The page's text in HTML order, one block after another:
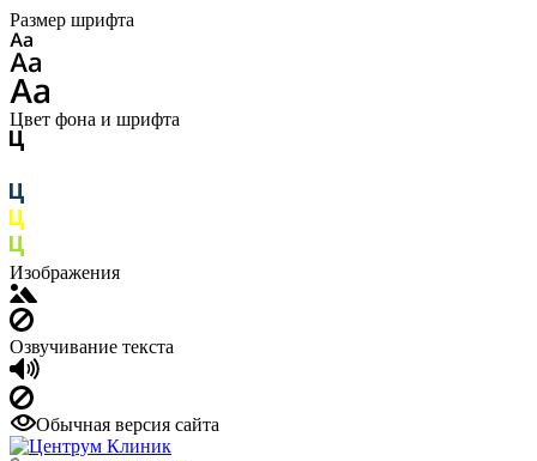
Размер шрифта
Цвет фона и шрифта
Изображения
Озвучивание текста
Обычная версия сайта